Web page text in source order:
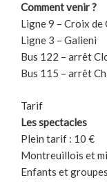
Comment venir ?
Ligne 9 – Croix
Ligne 3 – Galieni
Bus 122 – arrêt
Bus 115 – arrêt
Tarif
Les spectacles
Plein tarif : 10 €
Montreuillois et
Enfants et